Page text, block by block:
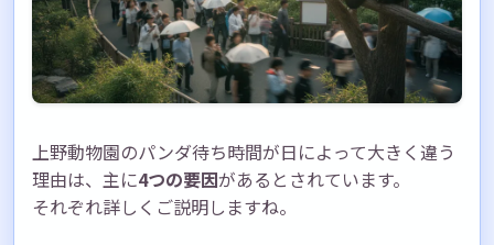
上野動物園のパンダ待ち時間が日によって大きく違う
理由は、主に4つの要因があるとされています。
それぞれ詳しくご説明しますね。